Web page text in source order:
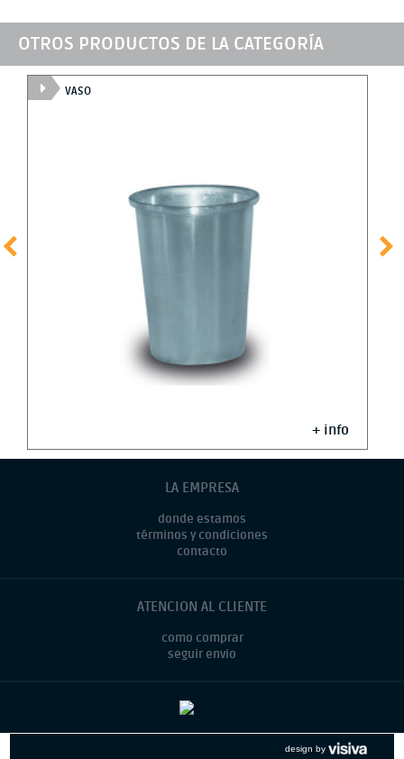
OTROS PRODUCTOS DE LA CATEGORÍA
VASO
+ info
LA EMPRESA
donde estamos
términos y condiciones
contacto
ATENCION AL CLIENTE
como comprar
seguir envio
design by